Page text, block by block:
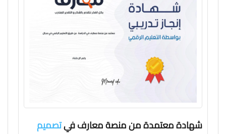
شهادة معتمدة من منصة معارف فيتصميم